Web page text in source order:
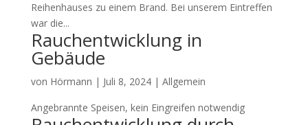
Reihenhauses zu einem Brand. Bei unserem Eintreffen
war die...
Rauchentwicklung in
Gebäude
von Hörmann | Juli 8, 2024| Allgemein
Angebrannte Speisen, kein Eingreifen notwendig